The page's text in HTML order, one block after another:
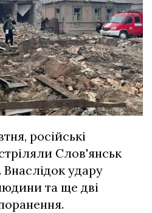
російські
Слов'янськ
Внаслідок удару
та ще дві